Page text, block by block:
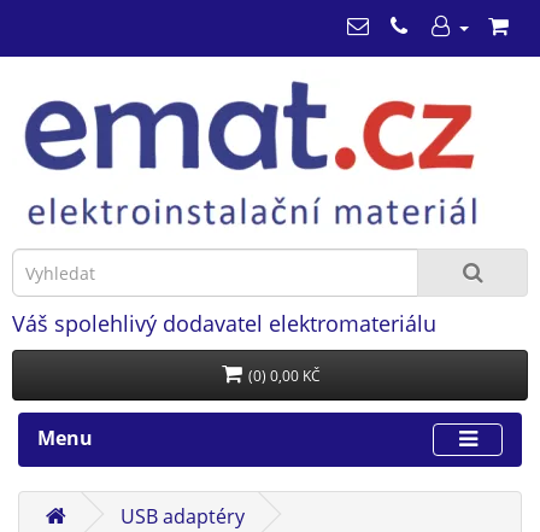
Váš spolehlivý dodavatel elektromateriálu
(0) 0,00 KČ
Menu
USB adaptéry